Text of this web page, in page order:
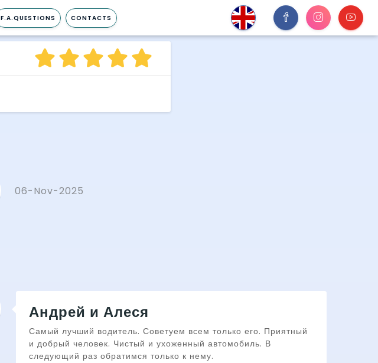
F.A.QUESTIONS CONTACTS
06-Nov-2025
Андрей и Алеся
Самый лучший водитель. Советуем всем только его. Приятный
и добрый человек. Чистый и ухоженный автомобиль. В
следующий раз обратимся только к нему.